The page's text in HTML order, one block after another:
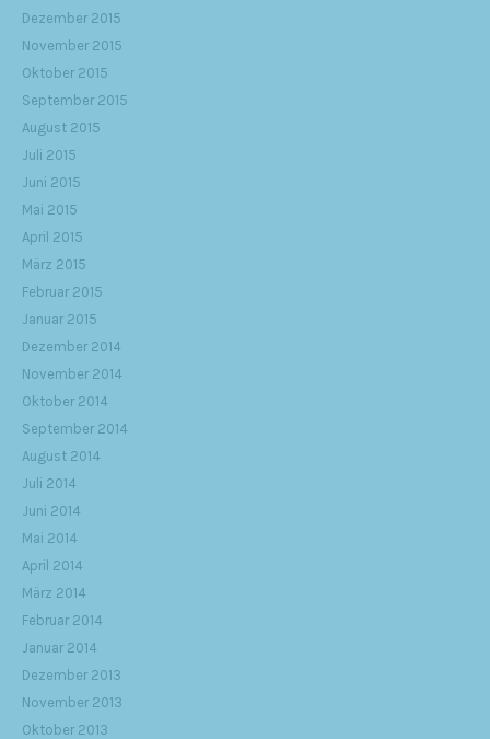
Dezember 2015
November 2015
Oktober 2015
September 2015
August 2015
Juli 2015
Juni 2015
Mai 2015
April 2015
März 2015
Februar 2015
Januar 2015
Dezember 2014
November 2014
Oktober 2014
September 2014
August 2014
Juli 2014
Juni 2014
Mai 2014
April 2014
März 2014
Februar 2014
Januar 2014
Dezember 2013
November 2013
Oktober 2013